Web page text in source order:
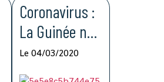
de l'Union du fleuve Mano
officiels rendus publics
mercredi.Selon le bilan
Research & Consulting de
Coronavirus :
La Guinée ne
fermera pas
sa frontière
Le 04/03/2020